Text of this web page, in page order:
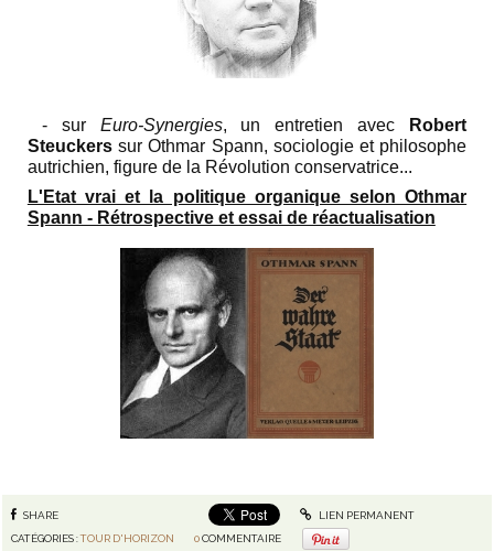
- sur Euro-Synergies, un entretien avec
Robert
Steuckerssur Othmar Spann, sociologie et philosophe
autrichien, figure de la Révolution conservatrice...
L'Etat vrai et la politique organique selon Othmar
Spann - Rétrospective et essai de réactualisation
SHARE
LIEN PERMANENT
CATÉGORIES :TOUR D'HORIZON 0 COMMENTAIRE